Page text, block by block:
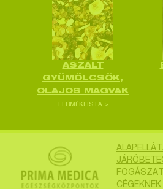
ASZALT
GYÜMÖLCSÖK,
OLAJOS MAGVAK
TERMÉKLISTA >
FOGÁSZAT
CÉGEKNEK